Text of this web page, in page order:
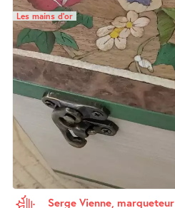
Les mains d’or
Serge Vienne, marqueteur